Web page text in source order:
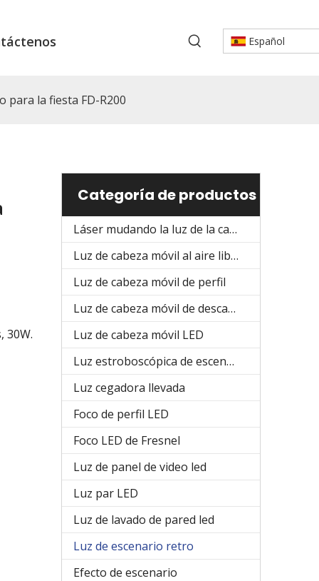
Español
para la fiesta FD-R200
30W.
Categoría de productos
Láser mudando la luz de la cabeza
Luz de cabeza móvil al aire libre
Luz de cabeza móvil de perfil
Luz de cabeza móvil de descarga
Luz de cabeza móvil LED
Luz estroboscópica de escenario
Luz cegadora llevada
Foco de perfil LED
Foco LED de Fresnel
Luz de panel de video led
Luz par LED
Luz de lavado de pared led
Luz de escenario retro
Efecto de escenario